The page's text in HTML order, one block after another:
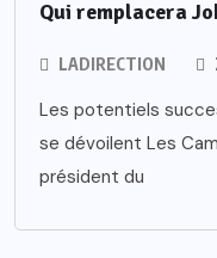
Qui remplacera
LADIRECTION
Les potentiels
se dévoilent Les
président du